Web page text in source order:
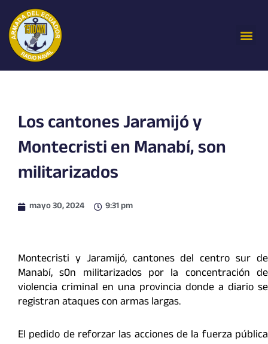
contenido
Los cantones Jaramijó y
Montecristi en Manabí, son
militarizados
mayo 30, 2024 9:31 pm
Montecristi y Jaramijó, cantones del centro sur de
Manabí, s0n militarizados por la concentración de
violencia criminal en una provincia donde a diario se
registran ataques con armas largas.
El pedido de reforzar las acciones de la fuerza pública